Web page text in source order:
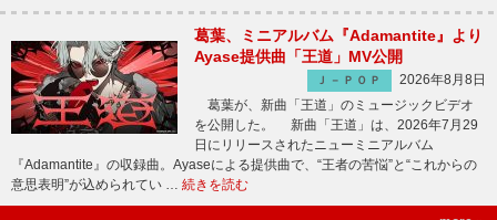
葛葉、ミニアルバム『Adamantite』より
Ayase提供曲「王道」MV公開
Ｊ－ＰＯＰ
2026年8月8日
葛葉が、新曲「王道」のミュージックビデオ
を公開した。 新曲「王道」は、2026年7月29
日にリリースされたニューミニアルバム
『Adamantite』の収録曲。Ayaseによる提供曲で、“王者の苦悩”と“これからの
意思表明”が込められてい … 続きを読む